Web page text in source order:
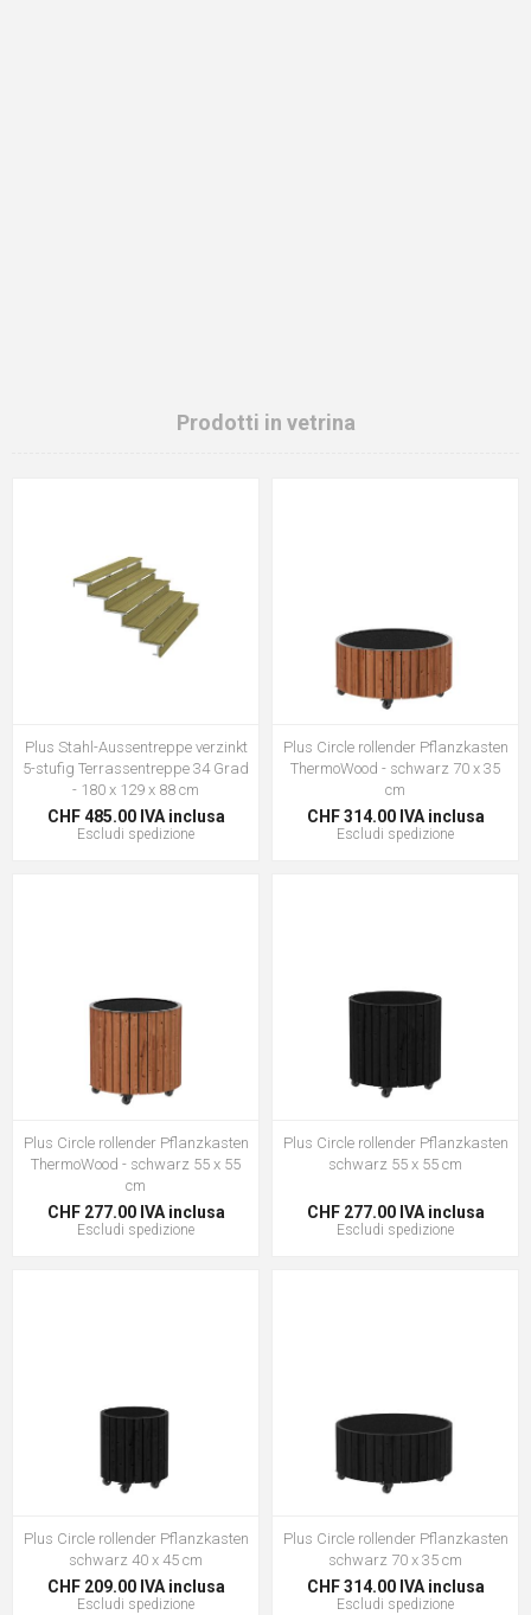
Prodotti in vetrina
Plus Stahl-Aussentreppe verzinkt
5-stufig Terrassentreppe 34 Grad
- 180 x 129 x 88 cm
CHF 485.00 IVA inclusa
Escludi spedizione
Plus Circle rollender Pflanzkasten
ThermoWood - schwarz 70 x 35
cm
CHF 314.00 IVA inclusa
Escludi spedizione
Plus Circle rollender Pflanzkasten
ThermoWood - schwarz 55 x 55
cm
CHF 277.00 IVA inclusa
Escludi spedizione
Plus Circle rollender Pflanzkasten
schwarz 55 x 55 cm
CHF 277.00 IVA inclusa
Escludi spedizione
Plus Circle rollender Pflanzkasten
schwarz 40 x 45 cm
CHF 209.00 IVA inclusa
Escludi spedizione
Plus Circle rollender Pflanzkasten
schwarz 70 x 35 cm
CHF 314.00 IVA inclusa
Escludi spedizione